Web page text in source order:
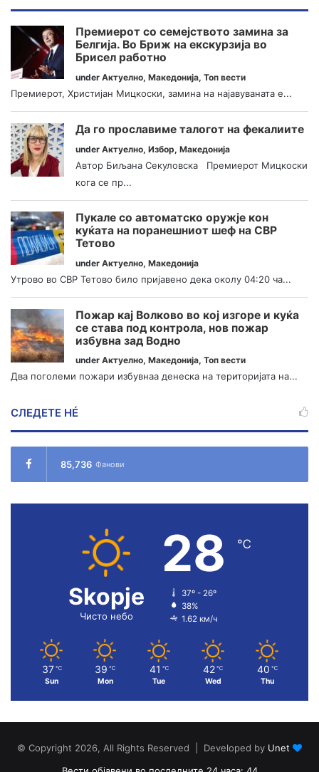
Премиерот со семејството замина за
Белгија. Во Бриж на екскурзија во
Брисел работно
under Актуелно, Македонија, Топ вести
Премиерот, Христијан Мицкоски, замина на најавуваната е...
Да го прославиме талогот на фекалиите
under Актуелно, Избор, Македонија
Автор Биљана Секуловска Премиерот Мицкоски
кога се пр...
Пукале со автоматско оружје кон
куќата на поранешниот шеф на СВР
Тетово
under Актуелно, Македонија
Утрово во СВР Тетово било пријавено дека околу 04:20 ча...
Пожар кај Волково во кој изгоре и куќа
се става под контрола, нов пожар
избувна зад Водно
under Актуелно, Македонија, Топ вести
Два поголеми пожари избувнаа денеска на територијата на...
СЛЕДЕТЕ НÉ
85,736 Фанови
Skopje
Чисто небо
28 ℃
37º - 26º
38%
1.62 км/ч
37 ℃
Sun
39 ℃
Mon
41 ℃
Tue
42 ℃
Wed
40 ℃
Thu
© Copyright 2026, All Rights Reserved | Developed by Unet